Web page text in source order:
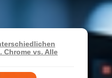
Chrome vs. Alle